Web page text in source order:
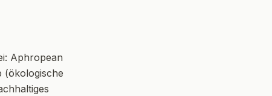
Aphropean
(ökologische